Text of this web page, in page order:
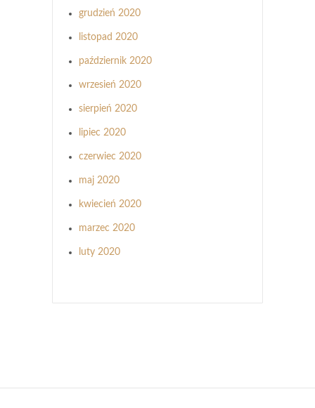
grudzień 2020
listopad 2020
październik 2020
wrzesień 2020
sierpień 2020
lipiec 2020
czerwiec 2020
maj 2020
kwiecień 2020
marzec 2020
luty 2020